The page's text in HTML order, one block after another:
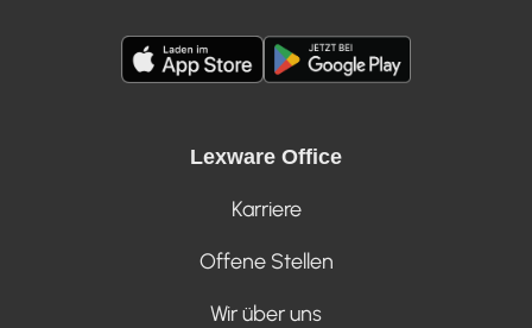
Lexware Office
Karriere
Offene Stellen
Wir über uns